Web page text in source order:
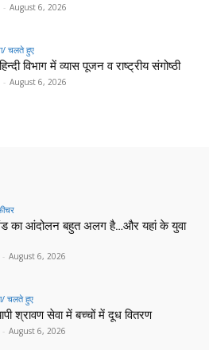
- August 6, 2026
चलते हुए
विभाग में व्यास पूजन व राष्ट्रीय संगोष्ठी
- August 6, 2026
का आंदोलन बहुत अलग है…और यहां के युवा
- August 6, 2026
चलते हुए
श्रावण सेवा में बच्चों में दूध वितरण
- August 6, 2026